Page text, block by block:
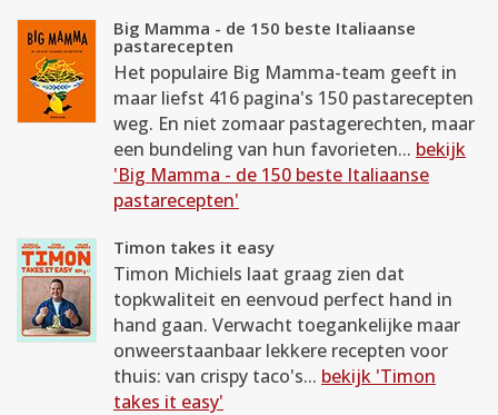
Big Mamma - de 150 beste Italiaanse
pastarecepten
Het populaire Big Mamma-team geeft in
maar liefst 416 pagina's 150 pastarecepten
weg. En niet zomaar pastagerechten, maar
een bundeling van hun favorieten... bekijk
'Big Mamma - de 150 beste Italiaanse
pastarecepten'
Timon takes it easy
Timon Michiels laat graag zien dat
topkwaliteit en eenvoud perfect hand in
hand gaan. Verwacht toegankelijke maar
onweerstaanbaar lekkere recepten voor
thuis: van crispy taco's... bekijk 'Timon
takes it easy'